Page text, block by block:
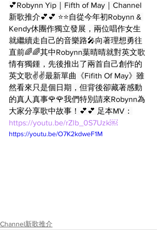
💕Robynn Yip｜Fifth of May｜Channel
新歌推介💕💕 ⭐️⭐️自從今年初Robynn &
Kendy休團作獨立發展，兩位唱作女生
就繼續走自己的音樂路🎤向著理想勇往
直前🌈🌈其中Robynn葉晴晴就對英文歌
情有獨鍾，先後推出了兩首自己創作的
英文歌✌️✌️最新單曲《Fifith Of May》雖
然看來只是個日期，但背後卻藏著感動
的真人真事🌹🌹我們特別請來Robynn為
大家分享歌中故事！💕💕 足本MV：
https://youtu.be/rZlb_0S7Uzk￼
https://youtu.be/O7K2kdweF1M
Channel新歌推介